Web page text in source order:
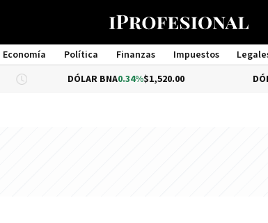
Economía Política Finanzas Impuestos
Management
DÓLAR BNA0.34%$1,520.00 DÓLAR BLUE